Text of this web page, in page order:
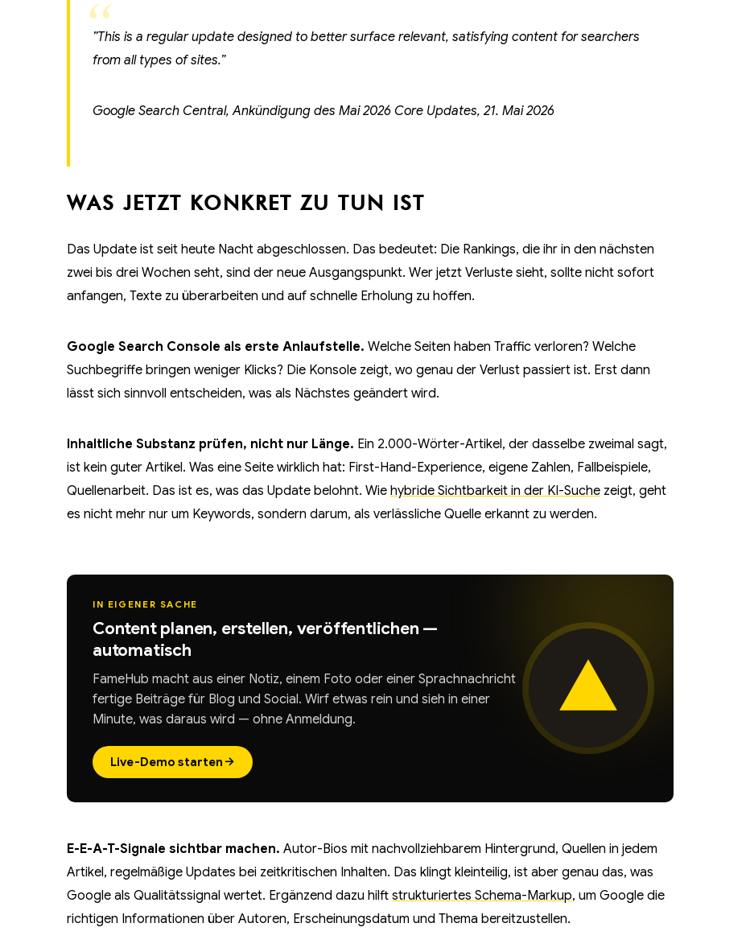
”This is a regular update designed to better surface relevant, satisfying content for searchers
from all types of sites.”
Google Search Central, Ankündigung des Mai 2026 Core Updates, 21. Mai 2026
WAS JETZT KONKRET ZU TUN IST
Das Update ist seit heute Nacht abgeschlossen. Das bedeutet: Die Rankings, die ihr in den nächsten
zwei bis drei Wochen seht, sind der neue Ausgangspunkt. Wer jetzt Verluste sieht, sollte nicht sofort
anfangen, Texte zu überarbeiten und auf schnelle Erholung zu hoffen.
Google Search Console als erste Anlaufstelle. Welche Seiten haben Traffic verloren? Welche
Suchbegriffe bringen weniger Klicks? Die Konsole zeigt, wo genau der Verlust passiert ist. Erst dann
lässt sich sinnvoll entscheiden, was als Nächstes geändert wird.
Inhaltliche Substanz prüfen, nicht nur Länge. Ein 2.000-Wörter-Artikel, der dasselbe zweimal sagt,
ist kein guter Artikel. Was eine Seite wirklich hat: First-Hand-Experience, eigene Zahlen, Fallbeispiele,
Quellenarbeit. Das ist es, was das Update belohnt. Wie hybride Sichtbarkeit in der KI-Suche zeigt, geht
es nicht mehr nur um Keywords, sondern darum, als verlässliche Quelle erkannt zu werden.
IN EIGENER SACHE
Content planen, erstellen, veröffentlichen —
automatisch
FameHub macht aus einer Notiz, einem Foto oder einer Sprachnachricht
fertige Beiträge für Blog und Social. Wirf etwas rein und sieh in einer
Minute, was daraus wird — ohne Anmeldung.
Live-Demo starten→
E-E-A-T-Signale sichtbar machen. Autor-Bios mit nachvollziehbarem Hintergrund, Quellen in jedem
Artikel, regelmäßige Updates bei zeitkritischen Inhalten. Das klingt kleinteilig, ist aber genau das, was
Google als Qualitätssignal wertet. Ergänzend dazu hilft strukturiertes Schema-Markup, um Google die
richtigen Informationen über Autoren, Erscheinungsdatum und Thema bereitzustellen.